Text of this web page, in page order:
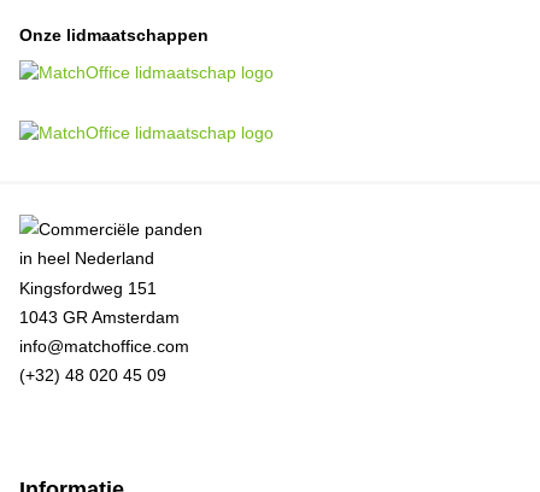
Onze lidmaatschappen
Kingsfordweg 151
1043 GR Amsterdam
info@matchoffice.com
(+32) 48 020 45 09